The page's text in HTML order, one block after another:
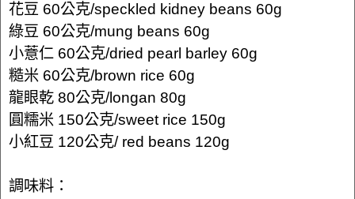
花豆 60公克/speckled kidney beans 60g
綠豆 60公克/mung beans 60g
小薏仁 60公克/dried pearl barley 60g
糙米 60公克/brown rice 60g
龍眼乾 80公克/longan 80g
圓糯米 150公克/sweet rice 150g
小紅豆 120公克/ red beans 120g
調味料：